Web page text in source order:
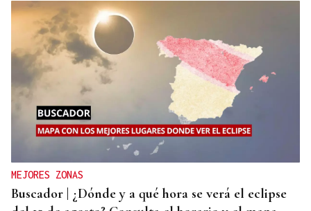
MEJORES ZONAS
Buscador | ¿Dónde y a qué hora se verá el eclipse